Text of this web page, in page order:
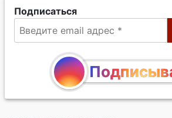
Подписаться